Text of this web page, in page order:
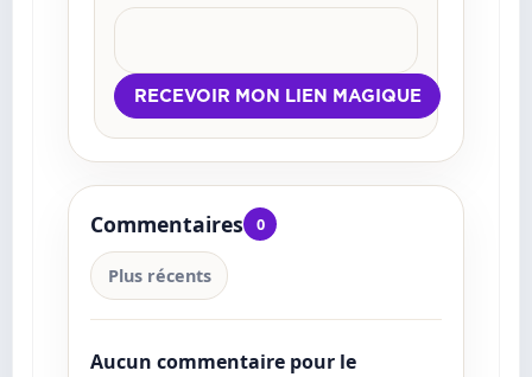
Commentaires 0
Plus récents
Aucun commentaire pour le